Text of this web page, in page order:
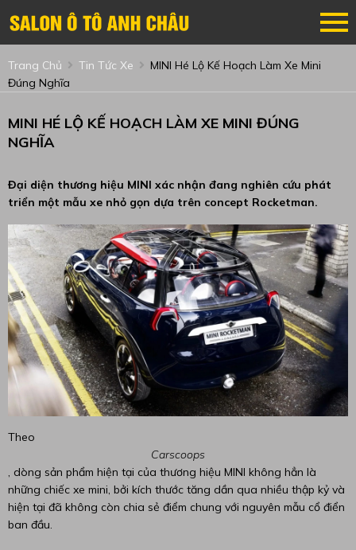
Trang Chủ Tin Tức Xe
MINI Hé Lộ Kế Hoạch Làm Xe Mini
Đúng Nghĩa
MINI HÉ LỘ KẾ HOẠCH LÀM XE MINI ĐÚNG
NGHĨA
Đại diện thương hiệu MINI xác nhận đang nghiên cứu phát
triển một mẫu xe nhỏ gọn dựa trên concept Rocketman.
Theo
Carscoops
, dòng sản phẩm hiện tại của thương hiệu MINI không hẳn là
những chiếc xe mini, bởi kích thước tăng dần qua nhiều thập kỷ và
hiện tại đã không còn chia sẻ điểm chung với nguyên mẫu cổ điển
ban đầu.